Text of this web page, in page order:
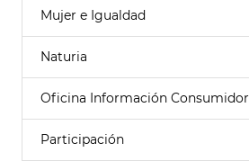
Mujer e Igualdad
Naturia
Oficina Información Consumidor
Participación